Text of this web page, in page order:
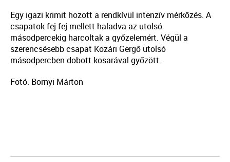
Egy igazi krimit hozott a rendkívül intenzív mérkőzés. A
csapatok fej fej mellett haladva az utolsó
másodpercekig harcoltak a győzelemért. Végül a
szerencsésebb csapat Kozári Gergő utolsó
másodpercben dobott kosarával győzött.
Fotó: Bornyi Márton